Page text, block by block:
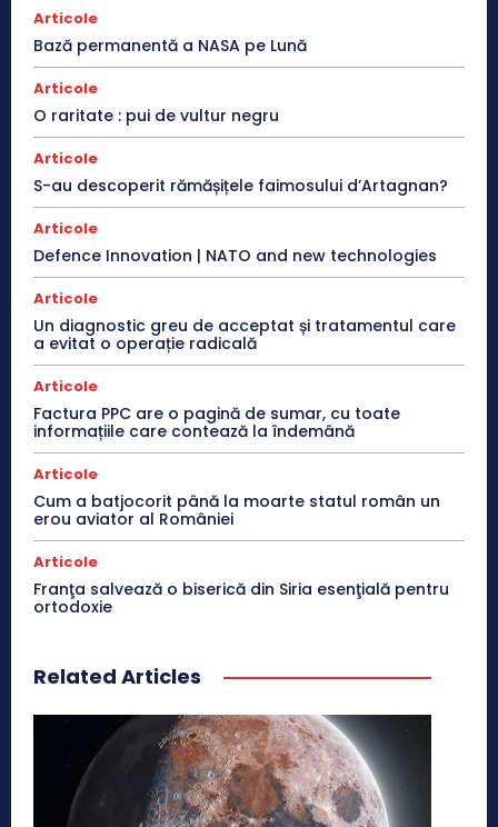
Articole
Bază permanentă a NASA pe Lună
Articole
O raritate : pui de vultur negru
Articole
S-au descoperit rămășițele faimosului d’Artagnan?
Articole
Defence Innovation | NATO and new technologies
Articole
Un diagnostic greu de acceptat și tratamentul care
a evitat o operație radicală
Articole
Factura PPC are o pagină de sumar, cu toate
informațiile care contează la îndemână
Articole
Cum a batjocorit până la moarte statul român un
erou aviator al României
Articole
Franţa salvează o biserică din Siria esenţială pentru
ortodoxie
Related Articles